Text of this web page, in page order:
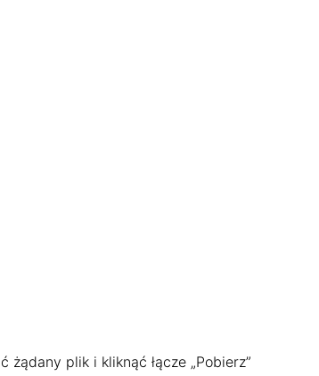
plik i kliknąć łącze „Pobierz”